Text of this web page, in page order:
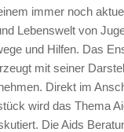
immer noch
Lebenswelt von
und Hilfen. Das
mit seiner
Direkt im
wird das Thema
Die Aids